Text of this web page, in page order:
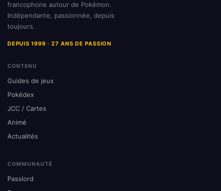
francophone autour de Pokémon.
Indépendante, passionnée, depuis
toujours.
DEPUIS 1999 · 27 ANS DE PASSION
CONTENU
Guides de jeux
Pokédex
JCC / Cartes
Animé
Actualités
COMMUNAUTÉ
Passlord